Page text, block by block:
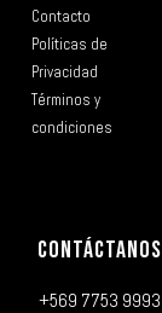
Contacto
Políticas de
Privacidad
Términos y
condiciones
CONTÁCTANOS
+569 7753 9993